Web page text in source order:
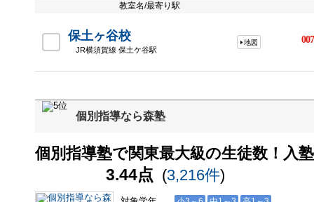
教室名/最寄り駅
保土ヶ谷校
JR横須賀線 保土ケ谷駅
地図
個別指導なら森塾
個別指導塾で関東最大級の生徒数！入
3.44点 (3,216件)